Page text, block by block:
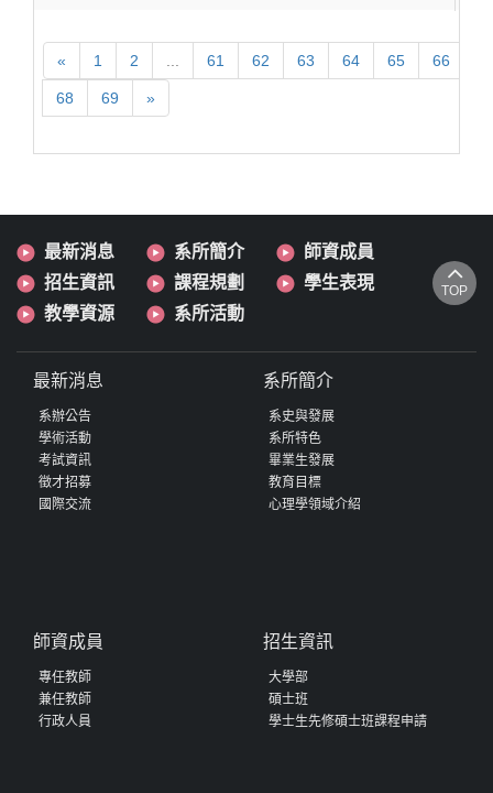
« 1 2 61 62 63 64 65 66
68 69 »
最新消息 系所簡介
師資成員
招生資訊
課程規劃
學生表現
教學資源
系所活動
TOP
最新消息
系辦公告
學術活動
考試資訊
徵才招募
國際交流
系所簡介
系史與發展
系所特色
畢業生發展
教育目標
心理學領域介紹
師資成員
專任教師
兼任教師
行政人員
招生資訊
大學部
碩士班
學士生先修碩士班課程申請